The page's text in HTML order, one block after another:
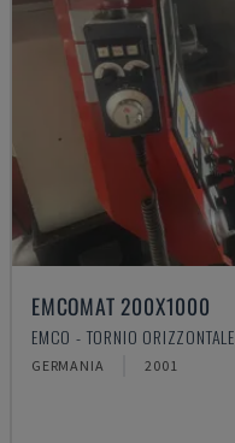
EMCOMAT 200X1000
EMCO - TORNIO ORIZZONTALE
GERMANIA 2001